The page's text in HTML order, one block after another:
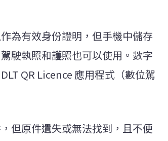
為有效身份證明，但手機中儲存
駛執照和護照也可以使用。數字
QR Licence 應用程式（數位駕
但原件遺失或無法找到，且不便